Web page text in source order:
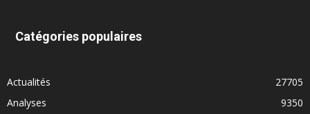
Catégories populaires
Actualités
27705
Analyses
9350